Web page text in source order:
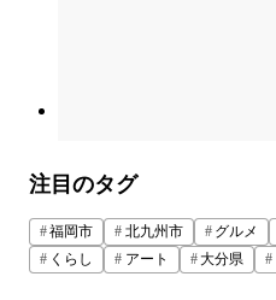
注目のタグ
福岡市 北九州市 グルメ
くらし
アート 大分県